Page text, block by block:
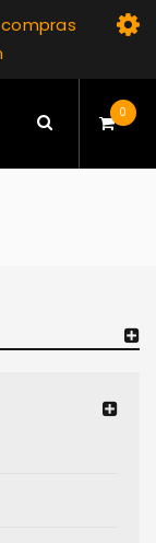
compras
0